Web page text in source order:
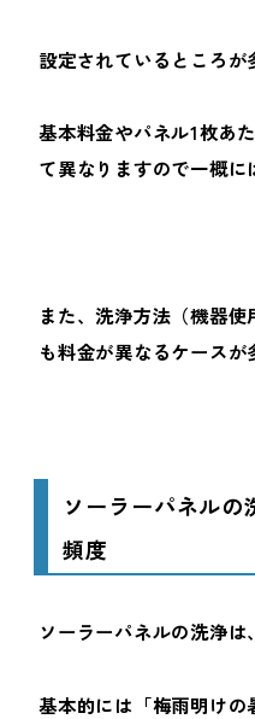
設定されているところが
基本料金やパネル1枚あ
て異なりますので一概に
また、洗浄方法（機器
も料金が異なるケースが
ソーラーパネルの
頻度
ソーラーパネルの洗浄は、
基本的には「梅雨明け